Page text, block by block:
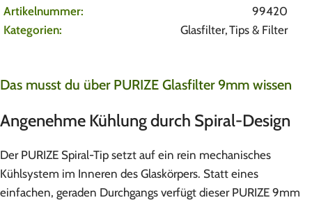
Artikelnummer:
99420
Kategorien:
Glasfilter,Tips & Filter
Das musst du über PURIZE Glasfilter 9mm wissen
Angenehme Kühlung durch Spiral-Design
Der PURIZE Spiral-Tip setzt auf ein rein mechanisches
Kühlsystem im Inneren des Glaskörpers. Statt eines
einfachen, geraden Durchgangs verfügt dieser PURIZE 9mm